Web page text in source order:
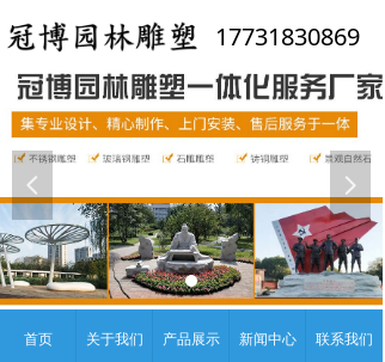
넳 넲
17731830869
首页 关于我们 产品展示 新闻中心 联系我们